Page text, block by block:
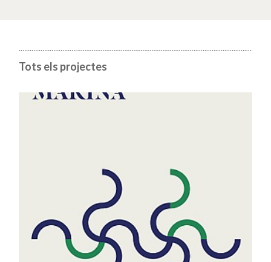
Tots els projectes